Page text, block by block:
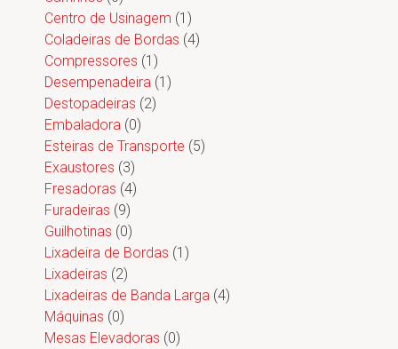
Centro de Usinagem (1)
Coladeiras de Bordas (4)
Compressores (1)
Desempenadeira (1)
Destopadeiras (2)
Embaladora (0)
Esteiras de Transporte (5)
Exaustores (3)
Fresadoras (4)
Furadeiras (9)
Guilhotinas (0)
Lixadeira de Bordas (1)
Lixadeiras (2)
Lixadeiras de Banda Larga (4)
Máquinas (0)
Mesas Elevadoras (0)